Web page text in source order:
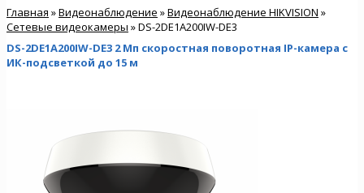
Главная »Видеонаблюдение »Видеонаблюдение HIKVISION »
Сетевые видеокамеры » DS-2DE1A200IW-DE3
DS-2DE1A200IW-DE3 2 Мп скоростная поворотная IP-камера с
ИК-подсветкой до 15 м